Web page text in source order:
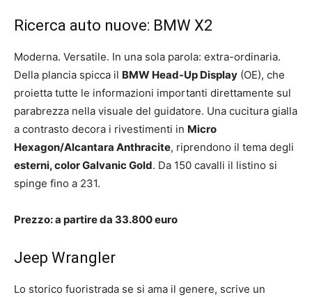
Ricerca auto nuove: BMW X2
Moderna. Versatile. In una sola parola: extra-ordinaria.
Della plancia spicca il BMW Head-Up Display (OE), che
proietta tutte le informazioni importanti direttamente sul
parabrezza nella visuale del guidatore. Una cucitura gialla
a contrasto decora i rivestimenti in Micro
Hexagon/Alcantara Anthracite, riprendono il tema degli
esterni, color Galvanic Gold. Da 150 cavalli il listino si
spinge fino a 231.
Prezzo: a partire da 33.800 euro
Jeep Wrangler
Lo storico fuoristrada se si ama il genere, scrive un